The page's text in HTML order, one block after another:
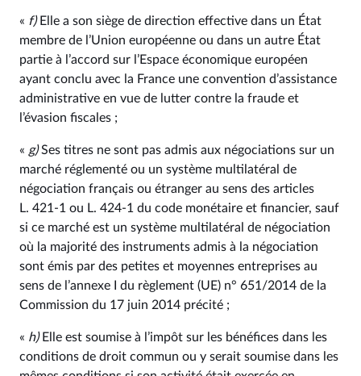
« f)Elle a son siège de direction effective dans un État
membre de l’Union européenne ou dans un autre État
partie à l’accord sur l’Espace économique européen
ayant conclu avec la France une convention d’assistance
administrative en vue de lutter contre la fraude et
l’évasion fiscales ;
« g)Ses titres ne sont pas admis aux négociations sur un
marché réglementé ou un système multilatéral de
négociation français ou étranger au sens des articles
L. 421‑1 ou L. 424‑1 du code monétaire et financier, sauf
si ce marché est un système multilatéral de négociation
où la majorité des instruments admis à la négociation
sont émis par des petites et moyennes entreprises au
sens de l’annexe I du règlement (UE) n° 651/2014 de la
Commission du 17 juin 2014 précité ;
« h)Elle est soumise à l’impôt sur les bénéfices dans les
conditions de droit commun ou y serait soumise dans les